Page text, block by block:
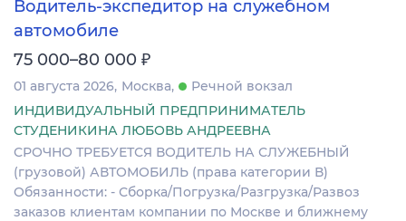
Водитель-экспедитор на служебном
автомобиле
75 000–80 000 ₽
01 августа 2026 Москва
Речной вокзал
ИНДИВИДУАЛЬНЫЙ ПРЕДПРИНИМАТЕЛЬ
СТУДЕНИКИНА ЛЮБОВЬ АНДРЕЕВНА
СРОЧНО ТРЕБУЕТСЯ ВОДИТЕЛЬ НА СЛУЖЕБНЫЙ
(грузовой) АВТОМОБИЛЬ (права категории В)
Обязанности: - Сборка/Погрузка/Разгрузка/Развоз
заказов клиентам компании по Москве и ближнему